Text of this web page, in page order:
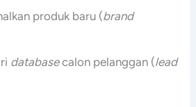
produk baru (brand
databasecalon pelanggan (lead